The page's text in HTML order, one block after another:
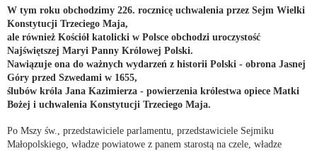
W tym roku obchodzimy 226. rocznicę uchwalenia przez Sejm Wielki
Konstytucji Trzeciego Maja,
ale również Kościół katolicki w Polsce obchodzi uroczystość
Najświętszej Maryi Panny Królowej Polski.
Nawiązuje ona do ważnych wydarzeń z historii Polski - obrona Jasnej
Góry przed Szwedami w 1655,
ślubów króla Jana Kazimierza - powierzenia królestwa opiece Matki
Bożej i uchwalenia Konstytucji Trzeciego Maja.
Po Mszy św., przedstawiciele parlamentu, przedstawiciele Sejmiku
Małopolskiego, władze powiatowe z panem starostą na czele, władze